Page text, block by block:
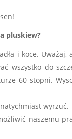
pluskiew?
i koce.
wszystko do
60 stopni.
wyrzuć.
naszemu